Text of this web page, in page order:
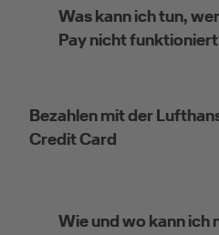
Was kann ich tun,
Pay nicht
Bezahlen mit der
Credit Card
Wie und wo kann ich